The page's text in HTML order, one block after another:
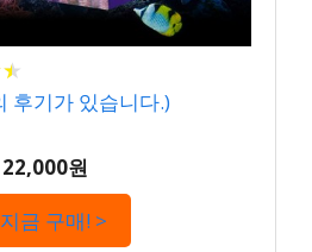
★
★
후기가 있습니다.)
22,000원
금 구매! >